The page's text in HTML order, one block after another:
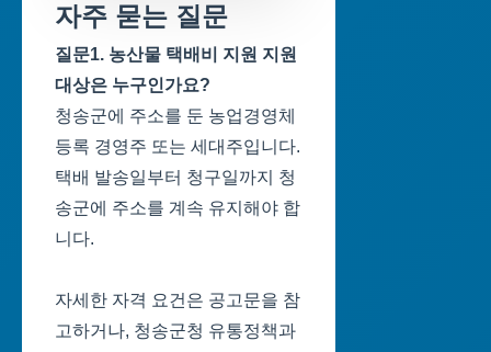
자주 묻는 질문
질문1. 농산물 택배비 지원 지원
대상은 누구인가요?
청송군에 주소를 둔 농업경영체
등록 경영주 또는 세대주입니다.
택배 발송일부터 청구일까지 청
송군에 주소를 계속 유지해야 합
니다.
자세한 자격 요건은 공고문을 참
고하거나, 청송군청 유통정책과